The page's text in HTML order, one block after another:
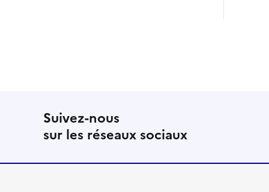
Suivez-nous
sur les réseaux sociaux